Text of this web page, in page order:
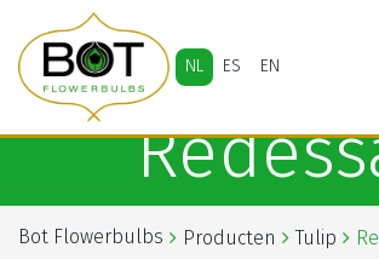
NL ES EN
Bot Flowerbulbs Producten Tulip